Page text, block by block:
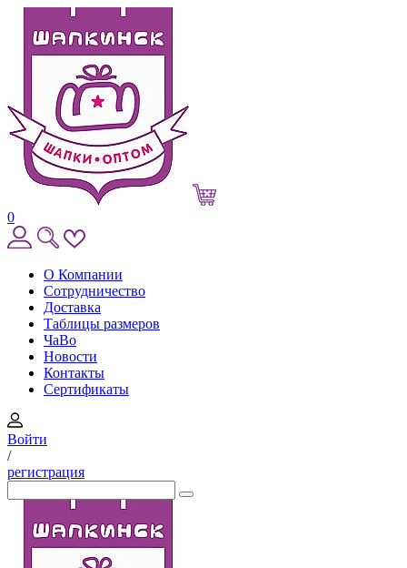
0
О Компании
Сотрудничество
Доставка
Таблицы размеров
ЧаВо
Новости
Контакты
Сертификаты
Войти
/
регистрация